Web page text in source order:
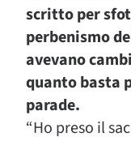
scritto per
perbenismo
avevano
quanto basta
parade.
“Ho preso il